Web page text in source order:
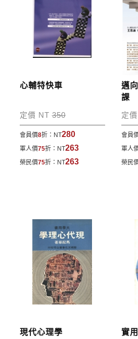
完成訂購
訂購完成後，可至會員專區查詢
訂單處理的狀態。
運費說明:
*國內凡一次訂購本公司書籍900
包裹運送，一律免運費；899元
費。外文書籍將由專人估價
，訂
寄送說明:
付款完成後，本公司將於七日內
所指定的地點。
心輔特快車
定價 NT350
會員價8折： NT280
軍人價75折： NT263
榮民價75折： NT263
邁
課
定
會員
軍人
榮民
現代心理學 實